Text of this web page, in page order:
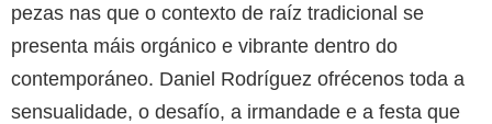
pezas nas que o contexto de raíz tradicional se
presenta máis orgánico e vibrante dentro do
contemporáneo. Daniel Rodríguez ofrécenos toda a
sensualidade, o desafío, a irmandade e a festa que